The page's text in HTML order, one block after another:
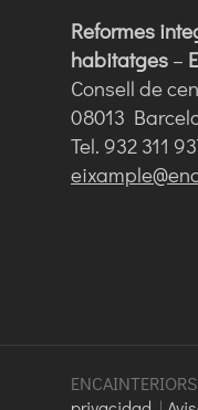
Reformes
habitatges –
Consell de
08013
Tel. 932 311